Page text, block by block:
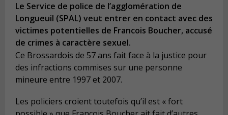
Le Service de police de l’agglomération de
Longueuil (SPAL) veut entrer en contact avec des
victimes potentielles de Francois Boucher, accusé
de crimes à caractère sexuel.
Ce Brossardois de 57 ans fait face à la justice pour
des infractions commises sur une personne
mineure entre 1997 et 2007.
Les policiers croient toutefois qu’il est « fort